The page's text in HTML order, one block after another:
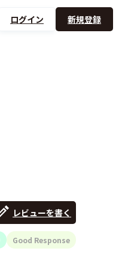
ログイン 新規登録
レビューを書く
Good Response